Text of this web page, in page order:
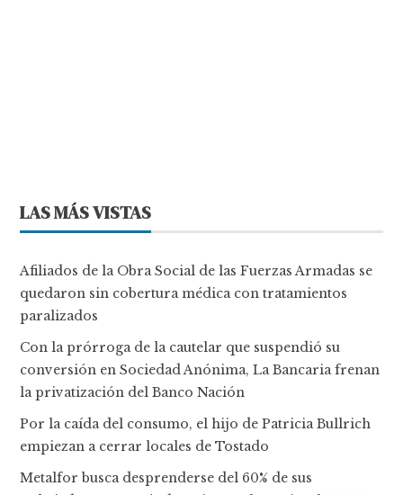
LAS MÁS VISTAS
Afiliados de la Obra Social de las Fuerzas Armadas se
quedaron sin cobertura médica con tratamientos
paralizados
Con la prórroga de la cautelar que suspendió su
conversión en Sociedad Anónima, La Bancaria frenan
la privatización del Banco Nación
Por la caída del consumo, el hijo de Patricia Bullrich
empiezan a cerrar locales de Tostado
Metalfor busca desprenderse del 60% de sus